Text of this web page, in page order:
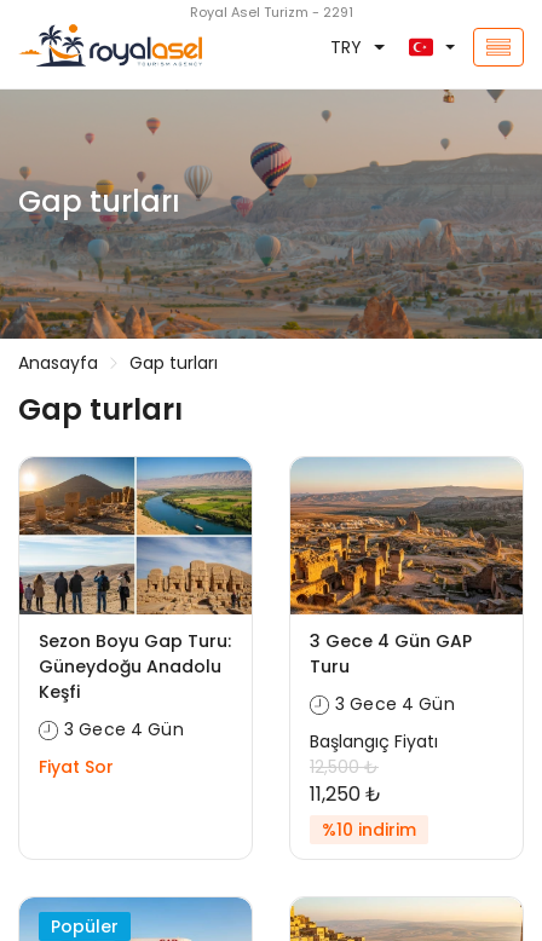
Royal Asel Turizm - 2291
TRY
Gap turları
Anasayfa Gap turları
Gap turları
Sezon Boyu Gap Turu:
Güneydoğu Anadolu
Keşfi
3 Gece 4 Gün
Fiyat Sor
3 Gece 4 Gün GAP
Turu
3 Gece 4 Gün
Başlangıç Fiyatı
12,500 ₺
11,250 ₺
%10 indirim
Popüler